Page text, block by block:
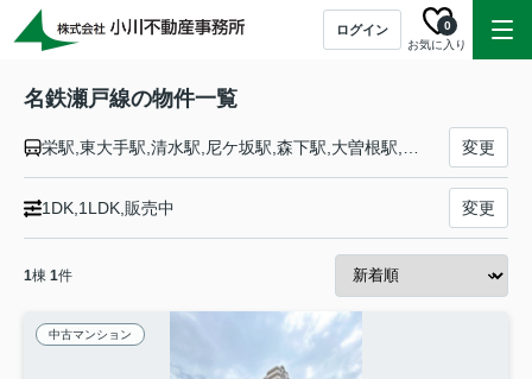
ログイン
お気に入り
0
名鉄瀬戸線の物件一覧
変更
1DK,1LDK,販売中 変更
1棟 1件
中古マンション